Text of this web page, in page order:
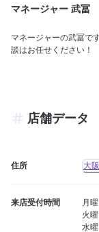
マネージャー 武冨
マネージャーの武冨で
談はお任せください！
店舗データ
住所 大
来店受付時間
月
火
水